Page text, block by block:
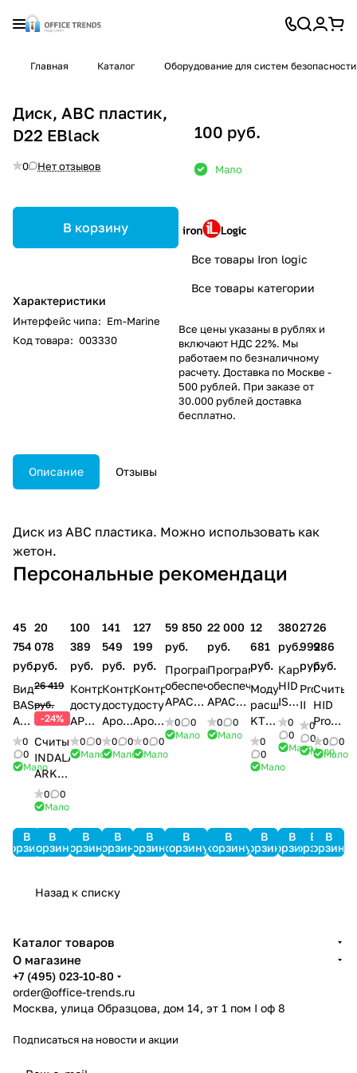
Главная Каталог Оборудование для систем безопасности
Диск, АВС пластик,
D22 EBlack
0 Нет отзывов
В корзину
Характеристики
Интерфейс чипа: Em-Marine
Код товара: 003330
100 руб.
Мало
Все товары Iron logic
Все товары категории
Все цены указаны в рублях и
включают НДС 22%. Мы
работаем по безналичному
расчету. Доставка по Москве -
500 рублей. При заказе от
30.000 рублей доставка
бесплатно.
Описание Отзывы
Диск из АВС пластика. Можно использовать как
жетон.
Персональные рекомендаци
45
754
руб.
Видеодомофон
BAS
AF-
070
0
Мало
В
корзину
20
078
руб.
26 419
руб.
-24%
Считыватель
INDALA
ARK-
501HD
PinProx
0
0
Мало
В
корзину
100
389
руб.
Контроллер
доступа
APOLLO
AIM-
4SL
0
0
Мало
В
корзину
141
549
руб.
Контроллер
доступа
Apollo
AAN-
100
0
0
Мало
В
корзину
127
199
руб.
Контроллер
доступа
Apollo
AAN-
32N
0
0
Мало
В
корзину
59 850
руб.
Программное
обеспечение
APACS
3000
Std-
SRV
0
0
Мало
В
корзину
22 000
руб.
Программное
обеспечение
APACS
3000
Light-
0
0
Мало
В
корзину
12
681
руб.
Модуль
расширения
KT-
PC4108
0
0
Мало
В
корзину
380
руб.
Карта
HID
ISOProx
II
1386
0
0
Мало
В
корзину
27
992
руб.
ProxPro
II
0
0
Мало
В
корзину
26
986
руб.
HID
Prox-
карт
0
0
Мало
В
корзину
Назад к списку
Каталог товаров
О магазине
+7 (495) 023-10-80
order@office-trends.ru
Москва, улица Образцова, дом 14, эт 1 пом I оф 8
Подписаться на новости и акции